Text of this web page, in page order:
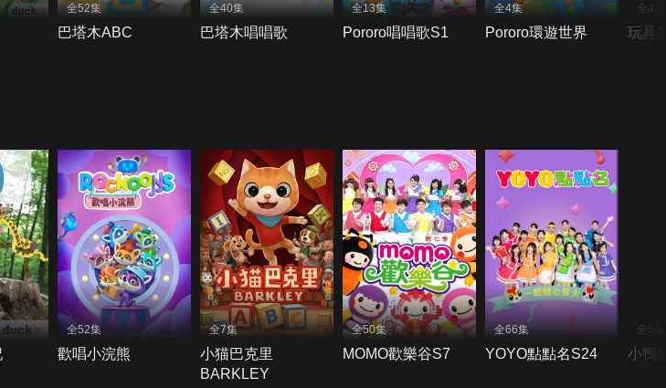
全52集
巴塔木ABC
全40集
巴塔木唱唱歌
全13集
Pororo唱唱歌S1
全4集
Pororo環遊世界
全42
玩具
全52集
歡唱小浣熊
全7集
小猫巴克里
BARKLEY
全50集
MOMO歡樂谷S7
全66集
YOYO點點名S24
全5集
小鴨